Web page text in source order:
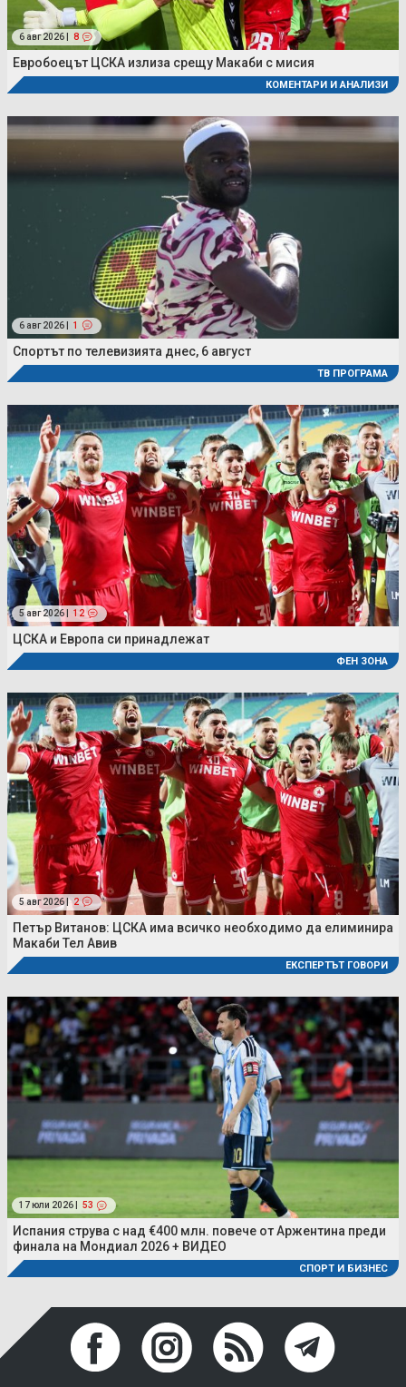
6 авг 2026 | 8
Евробоецът ЦСКА излиза срещу Макаби с мисия
КОМЕНТАРИ И АНАЛИЗИ
6 авг 2026 | 1
Спортът по телевизията днес, 6 август
ТВ ПРОГРАМА
5 авг 2026 | 12
ЦСКА и Европа си принадлежат
ФЕН ЗОНА
5 авг 2026 | 2
Петър Витанов: ЦСКА има всичко необходимо да елиминира
Макаби Тел Авив
ЕКСПЕРТЪТ ГОВОРИ
17 юли 2026 | 53
Испания струва с над €400 млн. повече от Аржентина преди
финала на Мондиал 2026 + ВИДЕО
СПОРТ И БИЗНЕС